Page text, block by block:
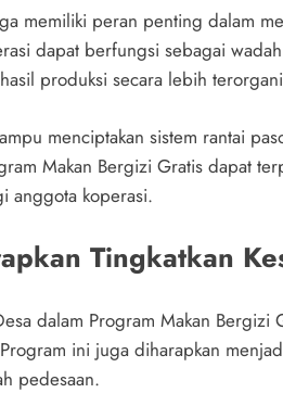
memiliki peran penting dalam
dapat berfungsi sebagai
produksi secara lebih
menciptakan sistem rantai
Makan Bergizi Gratis dapat
anggota koperasi.
Tingkatkan
dalam Program Makan Bergizi
ini juga diharapkan
pedesaan.